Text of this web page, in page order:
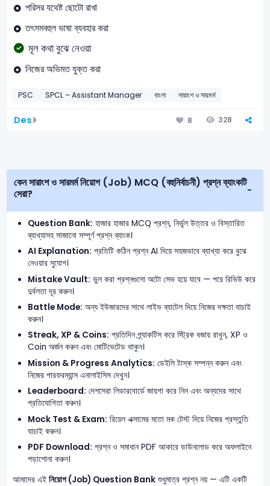
পরিসর যথেষ্ট ছোটো রাখা
তৎসমবহুল ভাষা ব্যবহার করা
মূল কথা বুঝে নেওয়া
নিজের অভিমত যুক্ত করা
PSC SPCL – Assistant Manager বাংলা সারাংশ ও সারমর্ম
Des 8 328
কেন সারাংশ ও সারমর্ম নিয়োগ (Job) MCQ (বহুনির্বাচনী) প্রশ্ন ব্যাংকটি
সেরা?
Question Bank: হাজার হাজার MCQ প্রশ্ন, নির্ভুল উত্তর ও বিস্তারিত
ব্যাখ্যাসহ সাজানো সম্পূর্ণ প্রশ্ন ব্যাংক।
AI Explanation: প্রতিটি কঠিন প্রশ্ন AI দিয়ে সহজভাবে ব্যাখ্যা করে বুঝে
নেওয়ার সুযোগ।
Mistake Vault: ভুল করা প্রশ্নগুলো অটো সেভ হয়ে যাবে — পরে রিভিউ করে
দুর্বলতা দূর করুন।
Battle Mode: অন্য ইউজারদের সাথে লাইভ ব্যাটেল দিয়ে নিজের দক্ষতা যাচাই
করুন।
Streak, XP & Coins: প্রতিদিন প্র্যাকটিস করে স্ট্রিক বজায় রাখুন, XP ও
Coin অর্জন করুন এবং মোটিভেটেড থাকুন।
Mission & Progress Analytics: ডেইলি টাস্ক সম্পন্ন করুন এবং
নিজের পারফরম্যান্স এনালাইসিস দেখুন।
Leaderboard: দেশসেরা লিডারবোর্ডে জায়গা করে নিন এবং অন্যদের সাথে
প্রতিযোগিতা করুন।
Mock Test & Exam: রিয়েল এক্সামের মতো মক টেস্ট দিয়ে নিজের প্রস্তুতি
যাচাই করুন।
PDF Download: প্রশ্ন ও সমাধান PDF আকারে ডাউনলোড করে অফলাইনে
পড়াশোনা করুন।
আমাদের এই নিয়োগ (Job) Question Bankশুধুমাত্র প্রশ্ন নয় — এটি একটি